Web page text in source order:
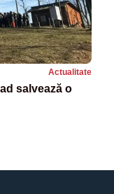
Actualitate
salvează o